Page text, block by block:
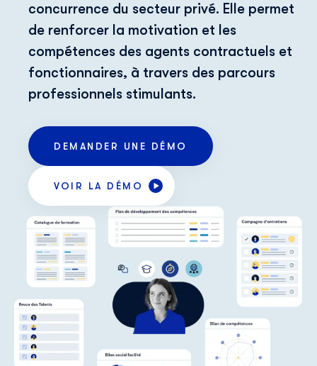
concurrence du secteur privé. Elle permet
de renforcer la motivation et les
compétences des agents contractuels et
fonctionnaires, à travers des parcours
professionnels stimulants.
DEMANDER UNE DÉMO
VOIR LA DÉMO